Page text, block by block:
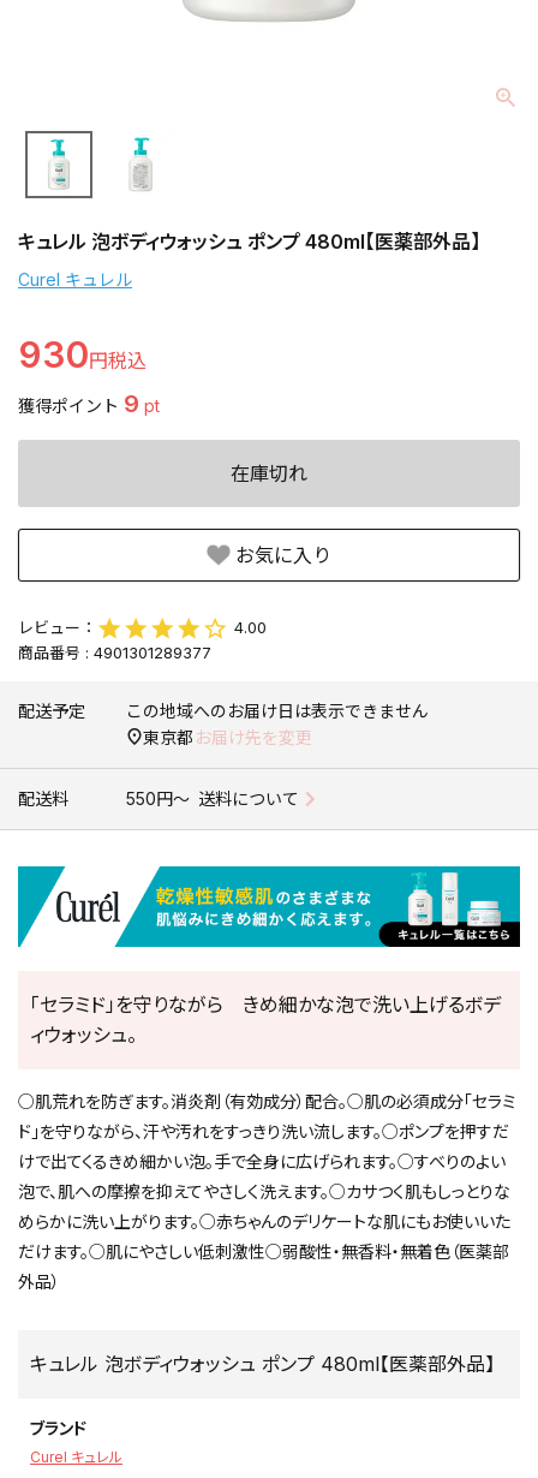
キュレル 泡ボディウォッシュ ポンプ 480ml【医薬部外品】
Curel キュレル
930
獲得ポイント 9 pt
在庫切れ
お気に入り
4.00
商品番号
4901301289377
配送予定
この地域へのお届け日は表示できません
東京都 お届け先を変更
配送料 550円〜 送料について
「セラミド」を守りながら きめ細かな泡で洗い上げるボデ
ィウォッシュ。
○肌荒れを防ぎます。消炎剤（有効成分）配合。○肌の必須成分「セラミ
ド」を守りながら、汗や汚れをすっきり洗い流します。○ポンプを押すだ
けで出てくるきめ細かい泡。手で全身に広げられます。○すべりのよい
泡で、肌への摩擦を抑えてやさしく洗えます。○カサつく肌もしっとりな
めらかに洗い上がります。○赤ちゃんのデリケートな肌にもお使いいた
だけます。○肌にやさしい低刺激性○弱酸性・無香料・無着色（医薬部
外品）
キュレル 泡ボディウォッシュ ポンプ 480ml【医薬部外品】
ブランド
Curel キュレル